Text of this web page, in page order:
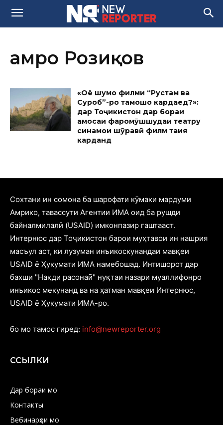
Ҳамро Розиқов
«Оё шумо филми “Рустам ва
Суҳроб”-ро тамошо кардаед?»:
дар Тоҷикистон дар бораи
ҳамосаи фаромӯшшудаи театру
синамои шӯравӣ филм таҳия
карданд
Cохтани ин сомона ба шарофати кӯмаки мардуми
Амрико, тавассути Агентии ИМА оид ба рушди
байналмилалӣ (USAID) имконпазир гаштааст.
Интернюс дар Тоҷикистон барои муҳтавои ин нашрия
масъул аст, ки лузуман инъикоскунандаи мавқеи
USAID ё Ҳукумати ИМА намебошад. Интишорот дар
бахши "Нақди расонаӣ" нуқтаи назари муаллифонро
инъикос мекунанд ва на ҳатман мавқеи Интернюс,
USAID ё Ҳукумати ИМА-ро.
бо мо тамос гиред: info@newreporter.org
ССЫЛКИ
Дар бораи мо
Контакты
Вебинарҳои мо